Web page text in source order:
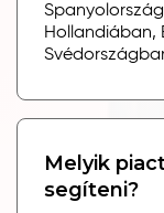
Hollandiában,
Melyik
segíteni?